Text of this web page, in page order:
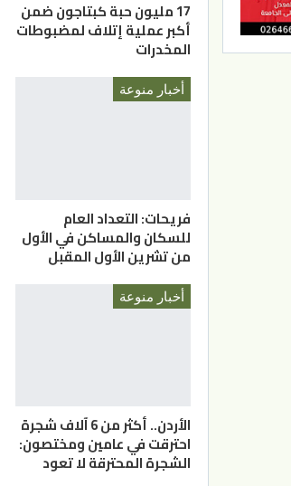
17 مليون حبة كبتاجون ضمن
أكبر عملية إتلاف لمضبوطات
المخدرات
أخبار منوعة
فريحات: التعداد العام
للسكان والمساكن في الأول
من تشرين الأول المقبل
أخبار منوعة
الأردن.. أكثر من 6 آلاف شجرة
احترقت في عامين ومختصون:
الشجرة المحترقة لا تعود